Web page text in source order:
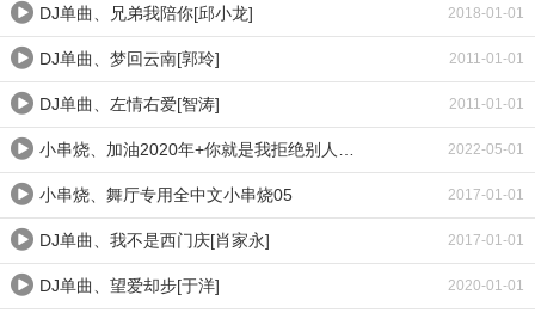
DJ单曲、兄弟我陪你[邱小龙] 2018-01-01
DJ单曲、梦回云南[郭玲] 2011-01-01
DJ单曲、左情右爱[智涛] 2011-01-01
小串烧、加油2020年+你就是我拒绝别人的理由+青春正好 2022-05-01
小串烧、舞厅专用全中文小串烧05 2017-01-01
DJ单曲、我不是西门庆[肖家永] 2017-01-01
DJ单曲、望爱却步[于洋] 2020-01-01